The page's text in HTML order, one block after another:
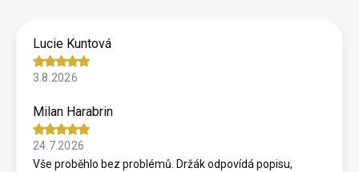
Lucie Kuntová
3.8.2026
Milan Harabrin
24.7.2026
Vše proběhlo bez problémů. Držák odpovídá popisu,